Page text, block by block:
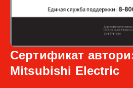
Сертификат
Mitsubishi Electric